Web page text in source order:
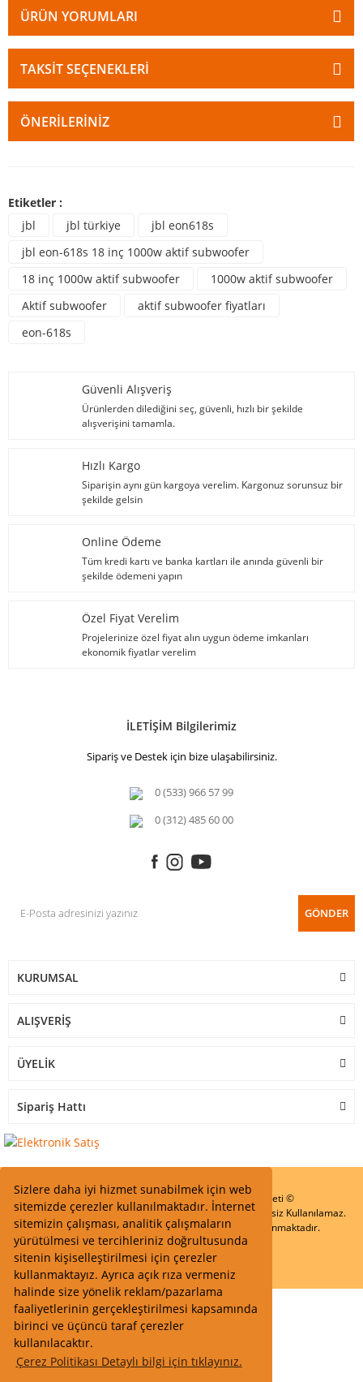
Sizlere daha iyi hizmet sunabilmek için web
sitemizde çerezler kullanılmaktadır. İnternet
sitemizin çalışması, analitik çalışmaların
yürütülmesi ve tercihleriniz doğrultusunda
sitenin kişiselleştirilmesi için çerezler
kullanmaktayız. Ayrıca açık rıza vermeniz
halinde size yönelik reklam/pazarlama
faaliyetlerinin gerçekleştirilmesi kapsamında
birinci ve üçüncü taraf çerezler
kullanılacaktır.
Çerez Politikası Detaylı bilgi için tıklayınız.
ÜRÜN YORUMLARI
TAKSIT SEÇENEKLERI
ÖNERILERINIZ
Etiketler :
jbl
jbl türkiye
jbl eon618s
jbl eon-618s 18 inç 1000w aktif subwoofer
18 inç 1000w aktif subwoofer
1000w aktif subwoofer
Aktif subwoofer
aktif subwoofer fiyatları
eon-618s
Güvenli Alışveriş
Ürünlerden dilediğini seç, güvenli, hızlı bir şekilde
alışverişini tamamla.
Hızlı Kargo
Siparişin aynı gün kargoya verelim. Kargonuz sorunsuz bir
şekilde gelsin
Online Ödeme
Tüm kredi kartı ve banka kartları ile anında güvenli bir
şekilde ödemeni yapın
Özel Fiyat Verelim
Projelerinize özel fiyat alın uygun ödeme imkanları
ekonomik fiyatlar verelim
İLETİŞİM Bilgilerimiz
Sipariş ve Destek için bize ulaşabilirsiniz.
0 (533) 966 57 99
0 (312) 485 60 00
GÖNDER
KURUMSAL
ALIŞVERİŞ
ÜYELİK
Sipariş Hattı
Start Elektronik Sanayi ve Ticaret Limited Şirketi ©
Resimler Yazılar ve İçeriklerin Tüm hakları saklıdır ve İzinsiz Kullanılamaz.
Kredi kartı bilgileriniz 256bit SSL Sertifikası ile Korunmaktadır.